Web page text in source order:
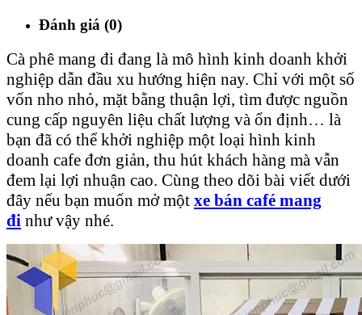
Đánh giá (0)
Cà phê mang đi đang là mô hình kinh doanh khởi
nghiệp dẫn đầu xu hướng hiện nay. Chỉ với một số
vốn nho nhỏ, mặt bằng thuận lợi, tìm được nguồn
cung cấp nguyên liệu chất lượng và ổn định… là
bạn đã có thể khởi nghiệp một loại hình kinh
doanh cafe đơn giản, thu hút khách hàng mà vẫn
đem lại lợi nhuận cao. Cùng theo dõi bài viết dưới
đây nếu bạn muốn mở một xe bán café mang
đi như vậy nhé.